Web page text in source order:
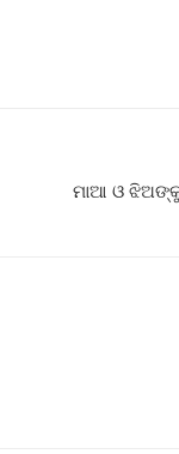
ମାଆ ଓ